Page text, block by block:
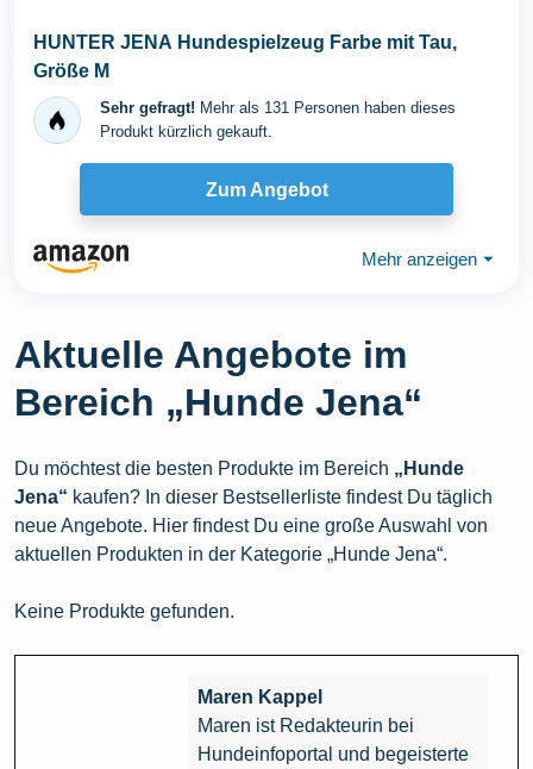
HUNTER JENA Hundespielzeug Farbe mit Tau,
Größe M
Sehr gefragt! Mehr als 131 Personen haben dieses
Produkt kürzlich gekauft.
Zum Angebot
Mehr anzeigen ⏷
Aktuelle Angebote im
Bereich „Hunde Jena“
Du möchtest die besten Produkte im Bereich „Hunde
Jena“ kaufen? In dieser Bestsellerliste findest Du täglich
neue Angebote. Hier findest Du eine große Auswahl von
aktuellen Produkten in der Kategorie „Hunde Jena“.
Keine Produkte gefunden.
Maren Kappel
Maren ist Redakteurin bei
Hundeinfoportal und begeisterte